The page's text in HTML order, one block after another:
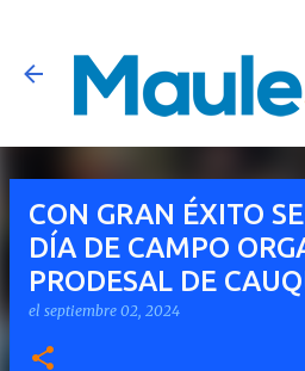
Ir al contenido
CON GRAN ÉXITO
DÍA DE CAMPO
PRODESAL DE
el septiembre 02, 2024